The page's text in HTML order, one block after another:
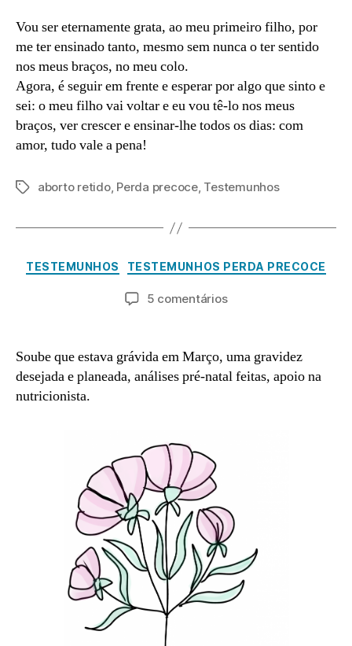
Vou ser eternamente grata, ao meu primeiro filho, por
me ter ensinado tanto, mesmo sem nunca o ter sentido
nos meus braços, no meu colo.
Agora, é seguir em frente e esperar por algo que sinto e
sei: o meu filho vai voltar e eu vou tê-lo nos meus
braços, ver crescer e ensinar-lhe todos os dias: com
amor, tudo vale a pena!
Etiquetas
aborto retido, Perda precoce, Testemunhos
Categorias
TESTEMUNHOS TESTEMUNHOS PERDA PRECOCE
Autor
do
r
d
Data
do
2
9
,
2
1
5 comentáriosem
Soube que estava grávida em Março, uma gravidez
desejada e planeada, análises pré-natal feitas, apoio na
nutricionista.